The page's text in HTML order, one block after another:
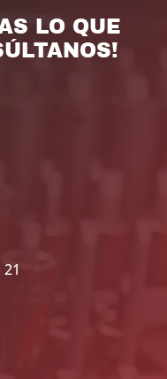
LO QUE